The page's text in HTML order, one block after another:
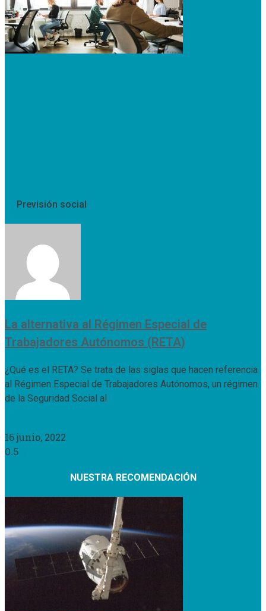
Previsión social
La alternativa al Régimen Especial de
Trabajadores Autónomos (RETA)
¿Qué es el RETA? Se trata de las siglas que hacen referencia
al Régimen Especial de Trabajadores Autónomos, un régimen
de la Seguridad Social al
16 junio, 2022
NUESTRA RECOMENDACIÓN